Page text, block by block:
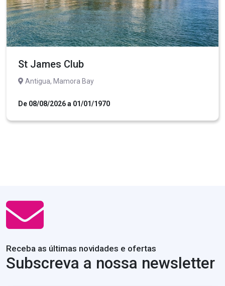
St James Club
Antigua, Mamora Bay
De 08/08/2026 a 01/01/1970
Receba as últimas novidades e ofertas
Subscreva a nossa newsletter